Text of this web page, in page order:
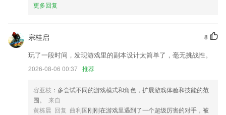
更多回复
8
宗桂启
玩了一段时间，发现游戏里的副本设计太简单了，毫无挑战性。
2026-08-06 00:37 推荐
容亚枝 ：多尝试不同的游戏模式和角色，扩展游戏体验和技能的范
围。
来自
黄栋晨 回复 曲利国刚刚在游戏里遇到了一个超级厉害的对手，被